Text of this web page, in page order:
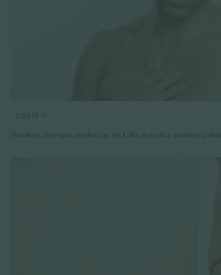
2020 08 31
Plastikos chirurgas atskleidžia, dėl kokių išvaizdos problemų